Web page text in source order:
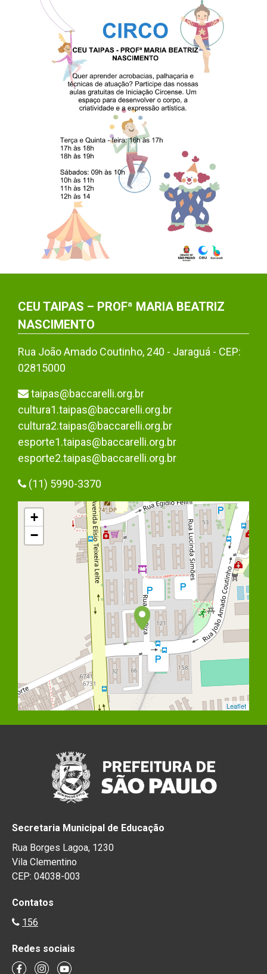
CEU TAIPAS – PROFª MARIA BEATRIZ
NASCIMENTO
Rua João Amado Coutinho, 240 - Jaraguá - CEP:
02815000
taipas@baccarelli.org.br
cultura1.taipas@baccarelli.org.br
cultura2.taipas@baccarelli.org.br
esporte1.taipas@baccarelli.org.br
esporte2.taipas@baccarelli.org.br
(11) 5990-3370
+
−
Leaflet
Secretaria Municipal de Educação
Rua Borges Lagoa, 1230
Vila Clementino
CEP: 04038-003
Contatos
156
Redes sociais